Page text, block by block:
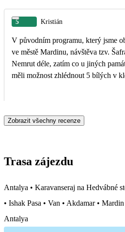
5 Kristián
V původním programu, který jsme
ve městě Mardinu, návštěva tzv. Šafránového kláštera,...Ty byly z
Nemrut déle, zatím co u jiných památek (Hansankeyf,
měli možnost zhlédnout 5 bílých v
Zobrazit všechny recenze
Trasa zájezdu
Antalya • Karavanseraj na Hedvábné
• Ishak Pasa • Van • Akdamar •
Antalya